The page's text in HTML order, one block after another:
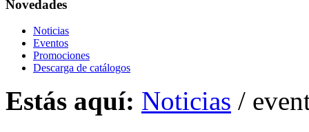
Novedades
Noticias
Eventos
Promociones
Descarga de catálogos
Estás aquí: Noticias /